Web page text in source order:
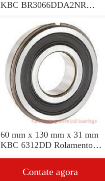
KBC BR3066DDA2NR
profundas
60 mm x 130 mm x 31 mm
KBC 6312DD Rolamentos
Contate agora